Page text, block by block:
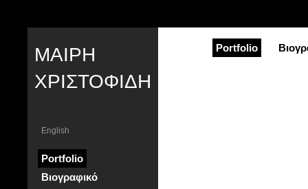
ΜΑΙΡΗ
ΧΡΙΣΤΟΦΙΔΗ
English
Portfolio
Βιογραφικό
Portfolio